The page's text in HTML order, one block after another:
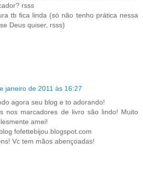
rsss
tb fica linda (só não tenho prática nessa
Deus quiser, rsss)
janeiro de 2011 às 16:27
agora seu blog e to adorando!
nos marcadores de livro são lindo! Muito
amei!
fofettebijou.blogspot.com
Vc tem mãos abençoadas!